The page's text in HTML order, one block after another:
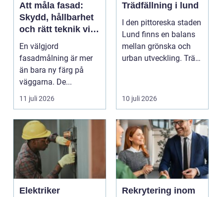
Att måla fasad:
Skydd, hållbarhet
och rätt teknik vid
fasadmålning
En välgjord
fasadmålning är mer
än bara ny färg på
väggarna. De...
11 juli 2026
Trädfällning i lund
I den pittoreska staden
Lund finns en balans
mellan grönska och
urban utveckling. Träd
10 juli 2026
Elektriker
Rekrytering inom